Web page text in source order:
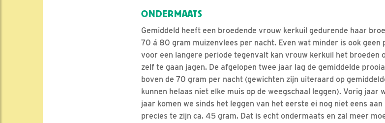
ONDERMAATS
Gemiddeld heeft een broedende vrouw kerkuil gedurende haar
70 á 80 gram muizenvlees per nacht. Even wat minder is ook
voor een langere periode tegenvalt kan vrouw kerkuil het broeden
zelf te gaan jagen. De afgelopen twee jaar lag de gemiddelde
boven de 70 gram per nacht (gewichten zijn uiteraard op
kunnen helaas niet elke muis op de weegschaal leggen). Vorig jaar
jaar komen we sinds het leggen van het eerste ei nog niet eens
precies te zijn ca. 45 gram. Dat is echt ondermaats en zal meer